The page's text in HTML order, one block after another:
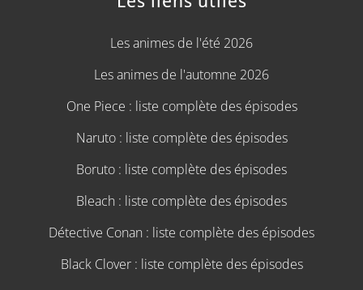
Les animes de l'été 2026
Les animes de l'automne 2026
One Piece : liste complète des épisodes
Naruto : liste complète des épisodes
Boruto : liste complète des épisodes
Bleach : liste complète des épisodes
Détective Conan : liste complète des épisodes
Black Clover : liste complète des épisodes